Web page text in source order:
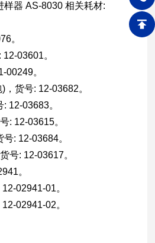
样器 AS-8030 相关耗材:
。
03601。
00249。
货号: 12-03682。
12-03683。
: 12-03615。
: 12-03684。
号: 12-03617。
。
02941-01。
02941-02。